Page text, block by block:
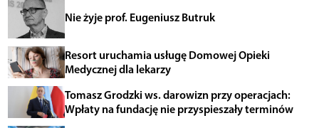
Nie żyje prof. Eugeniusz Butruk
Resort uruchamia usługę Domowej Opieki
Medycznej dla lekarzy
Tomasz Grodzki ws. darowizn przy operacjach:
Wpłaty na fundację nie przyspieszały terminów